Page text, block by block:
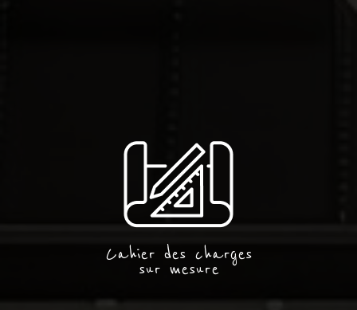
Cahier des charges
sur mesure